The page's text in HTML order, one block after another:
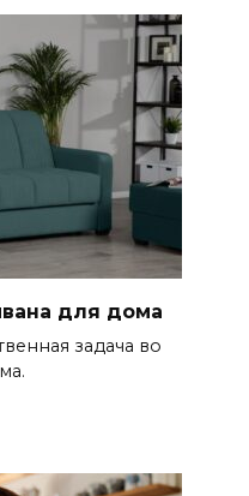
для дома
задача во